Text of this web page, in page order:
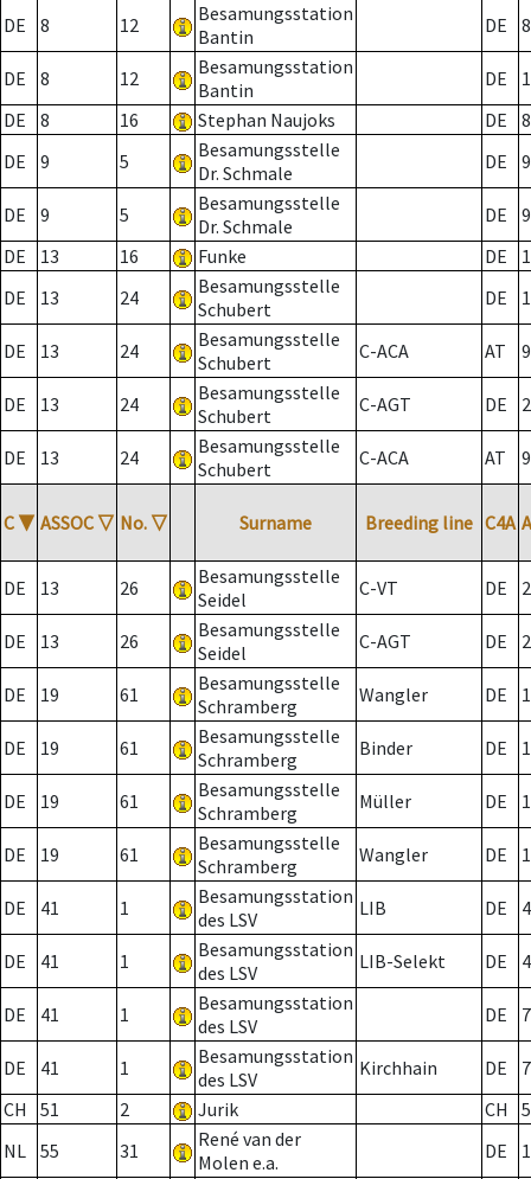
DE 8 12
Besamungsstation
Bantin
DE 8
DE 8 12
Besamungsstation
Bantin
DE
DE
8 16 Stephan Naujoks DE
8
DE
9 5
Besamungsstelle
Dr. Schmale
DE 9
DE 9 5
Besamungsstelle
Dr. Schmale
DE
9
DE
13 16 Funke DE
DE
13 24
Besamungsstelle
Schubert
DE
DE 13 24
Besamungsstelle
Schubert
C-ACA AT
DE 13 24
Besamungsstelle
Schubert
C-AGT DE 2
DE 13 24
Besamungsstelle
Schubert
C-ACA AT
C ▼ ASSOC ▽ No. ▽ Surname Breeding line C4A
DE 13 26
Besamungsstelle
Seidel
C-VT DE 2
DE 13 26
Besamungsstelle
Seidel
C-AGT DE 2
DE 19 61
Besamungsstelle
Schramberg
Wangler DE
DE 19 61
Besamungsstelle
Schramberg
Binder DE 1
DE 19 61
Besamungsstelle
Schramberg
Müller DE
DE 19 61
Besamungsstelle
Schramberg
Wangler DE
DE 41 1
Besamungsstation
des LSV
LIB DE
DE 41 1
Besamungsstation
des LSV
LIB-Selekt DE
DE 41 1
Besamungsstation
des LSV
DE 7
DE 41 1
Besamungsstation
des LSV
Kirchhain DE
7
CH
51 2 Jurik CH
NL 55 31
René van der
Molen e.a.
DE